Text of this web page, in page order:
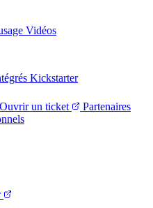
Vidéos
Kickstarter
Ouvrir un ticket
Partenaires